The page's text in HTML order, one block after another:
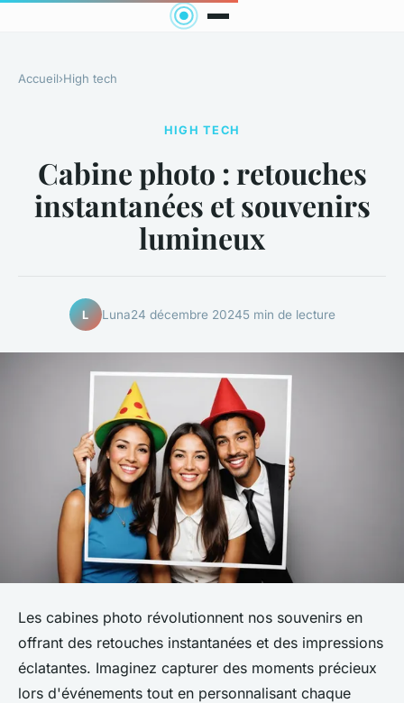
Accueil›High tech
HIGH TECH
Cabine photo : retouches
instantanées et souvenirs
lumineux
L Luna24 décembre 20245 min de lecture
Les cabines photo révolutionnent nos souvenirs en
offrant des retouches instantanées et des impressions
éclatantes. Imaginez capturer des moments précieux
lors d'événements tout en personnalisant chaque